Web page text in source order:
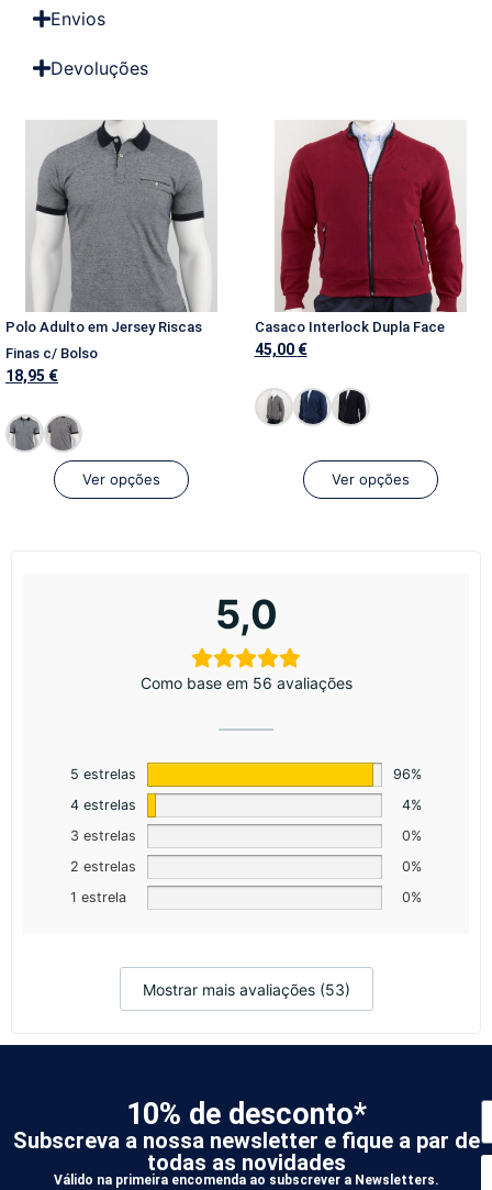
Envios
Devoluções
Polo Adulto em Jersey Riscas
Finas c/ Bolso
18,95 €
Ver opções
Casaco Interlock Dupla Face
45,00 €
Ver opções
5,0
Como base em 56 avaliações
5 estrelas
96%
4 estrelas
4%
3 estrelas
0%
2 estrelas
0%
1 estrela
0%
Mostrar mais avaliações (53)
10% de desconto*
Subscreva a nossa newsletter e fique a par de
todas as novidades
Válido na primeira encomenda ao subscrever a Newsletters.